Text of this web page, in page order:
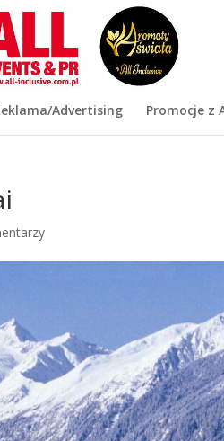
Advertising Promocje z